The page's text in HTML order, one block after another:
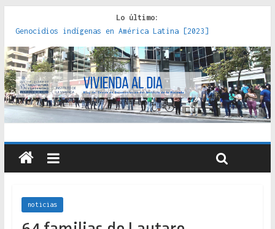
Lo último:
Genocidios indígenas en América Latina [2023]
Estudios sobre la espacialización de los Estados :
políticas, prácticas y representaciones [2022]
Donde el pedernal choca con el acero : hacia una teoría
crítica de las fronteras latinoamericanas [2020]
Criterios técnicos para una vivienda adecuada [2019]
Red de consultorios de la Caja del Seguro Obrero en
Santiago : un patrimonio emblemático [2014]
noticias